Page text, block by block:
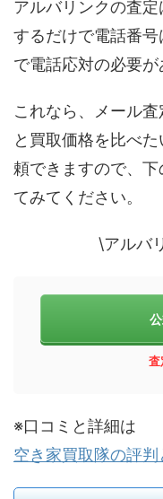
アルバリンクの査
するだけで電話番
で電話応対の必要が
これなら、メール
と買取価格を比べ
頼できますので、
てみてください。
\アルバ
査
※口コミと詳細は
空き家買取隊の評判